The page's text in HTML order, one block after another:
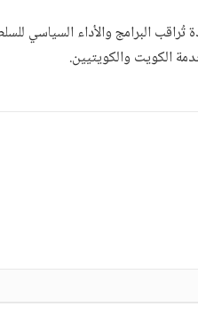
البرامج والأداء السياسي
الكويت والكويتيين.